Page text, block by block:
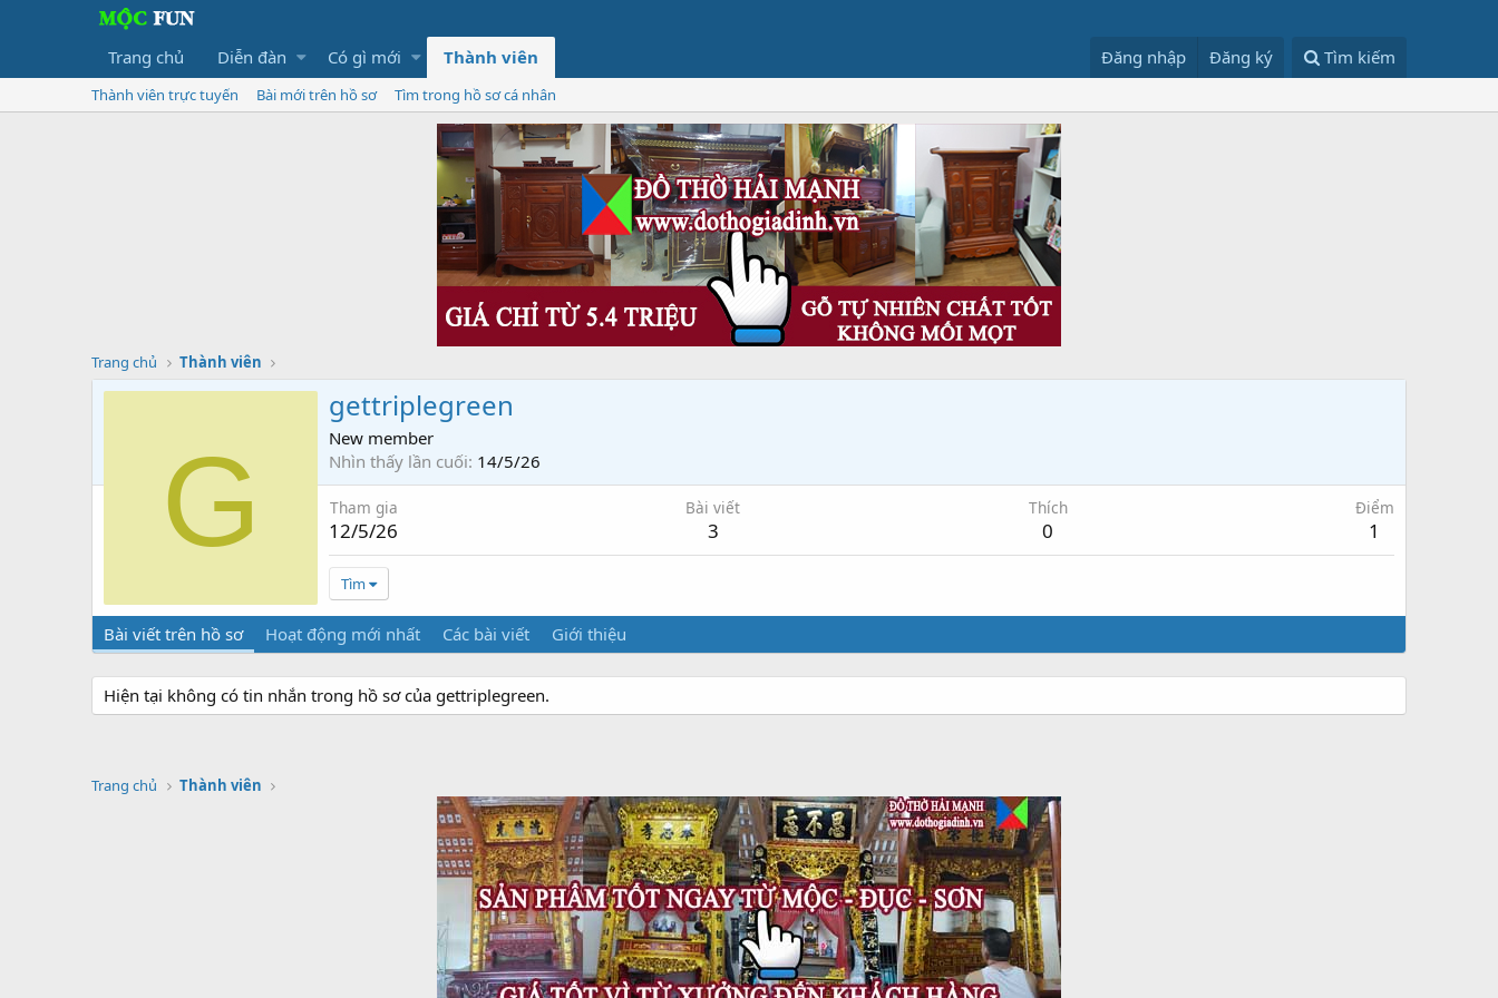
Trang chủ Diễn đàn Có gì mới Thành viên Đăng nhập Đăng ký Tìm kiếm
Thành viên trực tuyến Bài mới trên hồ sơ Tìm trong hồ sơ cá nhân
Trang chủ Thành viên
G
gettriplegreen
New member
Nhìn thấy lần cuối 14/5/26
Tham gia
12/5/26
Bài viết
3
Thích
0
Điểm
1
Tìm
Bài viết trên hồ sơ Hoạt động mới nhất Các bài viết Giới thiệu
Hiện tại không có tin nhắn trong hồ sơ của gettriplegreen.
Trang chủ Thành viên